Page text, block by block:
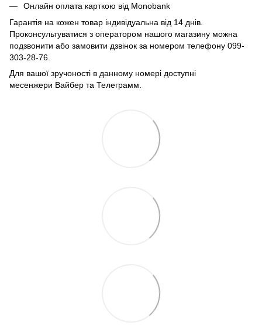
Онлайн оплата карткою від Monobank
Гарантія на кожен товар індивідуальна від 14 днів.
Проконсультуватися з оператором нашого магазину можна
подзвонити або замовити дзвінок за номером телефону 099-
303-28-76.
Для вашої зручоності в данному номері доступні
месенжери Вайбер та Телеграмм.